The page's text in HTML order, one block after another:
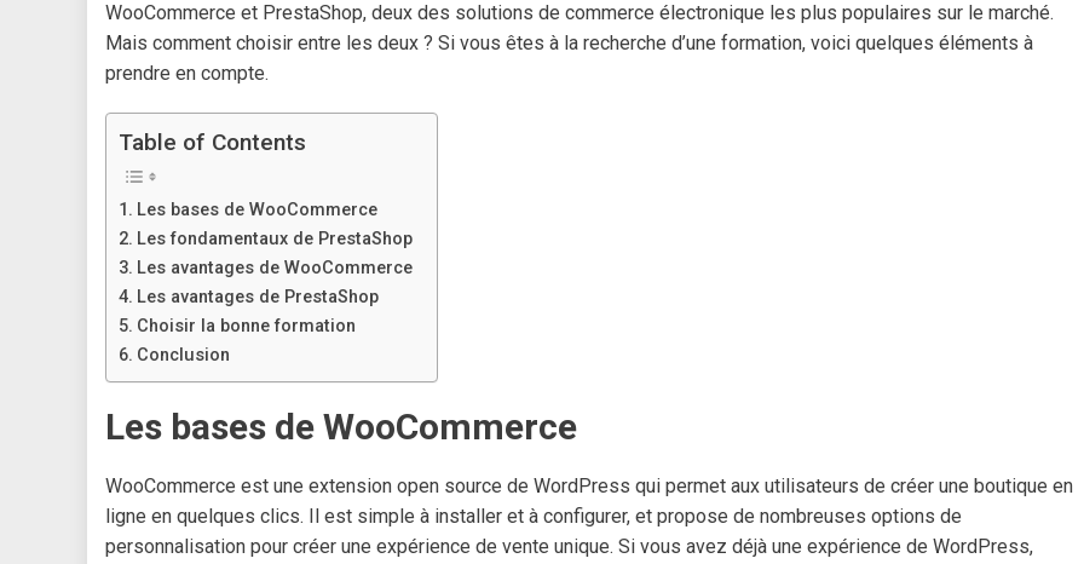
WooCommerce et PrestaShop, deux des solutions de commerce électronique les plus populaires sur le marché.
Mais comment choisir entre les deux ? Si vous êtes à la recherche d’une formation, voici quelques éléments à
prendre en compte.
Table of Contents
Les bases de WooCommerce
Les fondamentaux de PrestaShop
Les avantages de WooCommerce
Les avantages de PrestaShop
Choisir la bonne formation
Conclusion
Les bases de WooCommerce
WooCommerce est une extension open source de WordPress qui permet aux utilisateurs de créer une boutique en
ligne en quelques clics. Il est simple à installer et à configurer, et propose de nombreuses options de
personnalisation pour créer une expérience de vente unique. Si vous avez déjà une expérience de WordPress,